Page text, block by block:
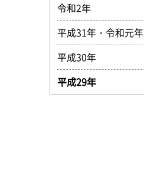
令和2年
平成31年・令和元年
平成30年
平成29年